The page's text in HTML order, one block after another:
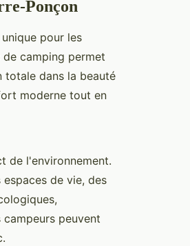
Ponçon
pour les
de camping permet
totale dans la beauté
moderne tout en
de l'environnement.
de vie, des
peuvent